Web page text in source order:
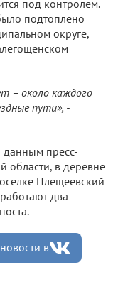
под контролем.
подтоплено
округе,
– около каждого
пути», -
пресс-
области, в деревне
Плещеевский
два
в